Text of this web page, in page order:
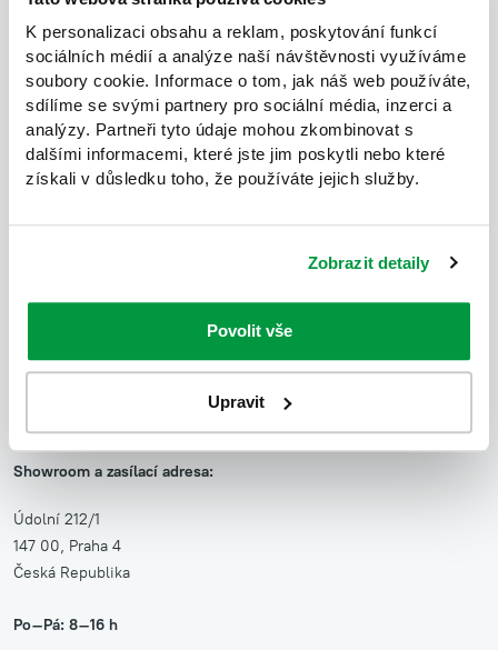
K personalizaci obsahu a reklam, poskytování funkcí
sociálních médií a analýze naší návštěvnosti využíváme
soubory cookie. Informace o tom, jak náš web používáte,
sdílíme se svými partnery pro sociální média, inzerci a
analýzy. Partneři tyto údaje mohou zkombinovat s
dalšími informacemi, které jste jim poskytli nebo které
získali v důsledku toho, že používáte jejich služby.
Zobrazit detaily
Povolit vše
Upravit
nedodělané, místa pro usazení rostlin ve výškách, exteriér
si počasí nevybírá ... Přesto všechno vždypráci odvedou s
maximálním nasazením, k vaší plné spokojenosti.
Moc si jejich práce i profesních znalostí vážíme!
Showroom a zasílací adresa:
Údolní 212/1
147 00, Praha 4
Česká Republika
Po–Pá: 8–16 h